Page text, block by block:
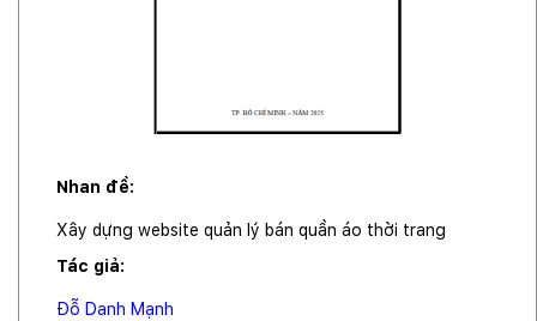
Nhan đề:
Xây dựng website quản lý bán quần áo thời trang
Tác giả:
Đỗ Danh Mạnh